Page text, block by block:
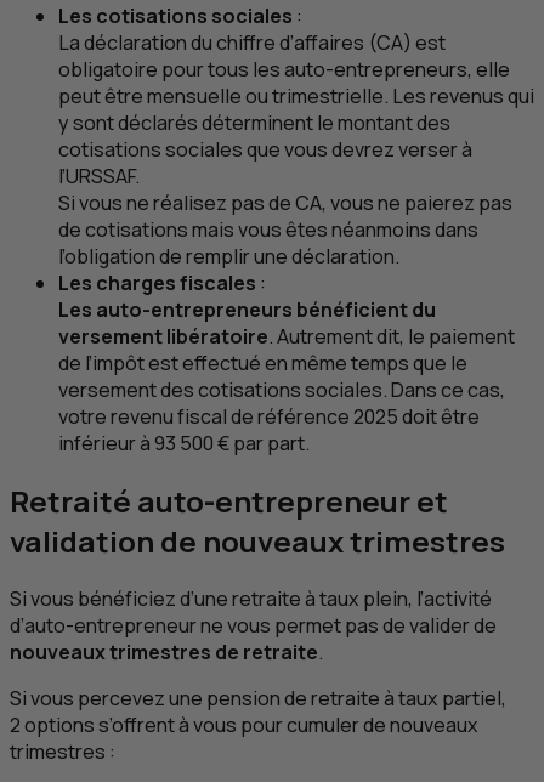
Les cotisations sociales :
La déclaration du chiffre d’affaires (CA) est
obligatoire pour tous les auto-entrepreneurs, elle
peut être mensuelle ou trimestrielle. Les revenus qui
y sont déclarés déterminent le montant des
cotisations sociales que vous devrez verser à
l’URSSAF.
Si vous ne réalisez pas deCA, vous ne paierez pas
de cotisations mais vous êtes néanmoins dans
l’obligation de remplir une déclaration.
Les charges fiscales :
Les auto-entrepreneurs bénéficient du
versement libératoire. Autrement dit, le paiement
de l’impôt est effectué en même temps que le
versement des cotisations sociales. Dans ce cas,
votre revenu fiscal de référence 2025 doit être
inférieur à 93 500 € par part.
Retraité auto-entrepreneur et
validation de nouveaux trimestres
Si vous bénéficiez d’une retraite à taux plein, l’activité
d’auto-entrepreneur ne vous permet pas de valider de
nouveaux trimestres de retraite.
Si vous percevez une pension de retraite à taux partiel,
2 options s’offrent à vous pour cumuler de nouveaux
trimestres :